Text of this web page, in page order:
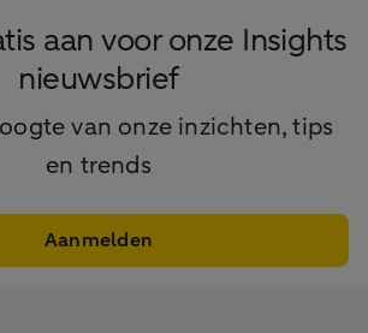
aan voor onze Insights
nieuwsbrief
van onze inzichten, tips
en trends
Aanmelden